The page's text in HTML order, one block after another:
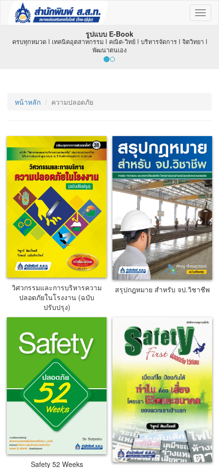
รูปแบบ E-Book
ครบทุกหมวด l เทคนิคอุตสาหกรรม l คณิต-วิทย์ l บริหารจัดการ l จิตวิทยา l
พัฒนาตนเอง
หน้าหลัก ความปลอดภัย
วิศวกรรมและการบริหารความ
ปลอดภัยในโรงงาน (ฉบับ
ปรับปรุง)
สรุปกฎหมาย สำหรับ จป.วิชาชีพ
Safety 52 Weeks